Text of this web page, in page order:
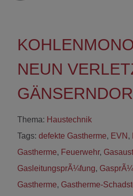
NEUN
Thema: Haustechnik
Tags: defekte Gastherme, EVN ,
Gastherme, Feuerwehr,
GasleitungsprÃ¼fung,
Gastherme, Gastherme-